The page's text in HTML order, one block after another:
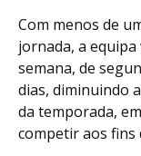
Com menos de
jornada, a
semana, de
dias, diminuindo
da temporada,
competir aos fins